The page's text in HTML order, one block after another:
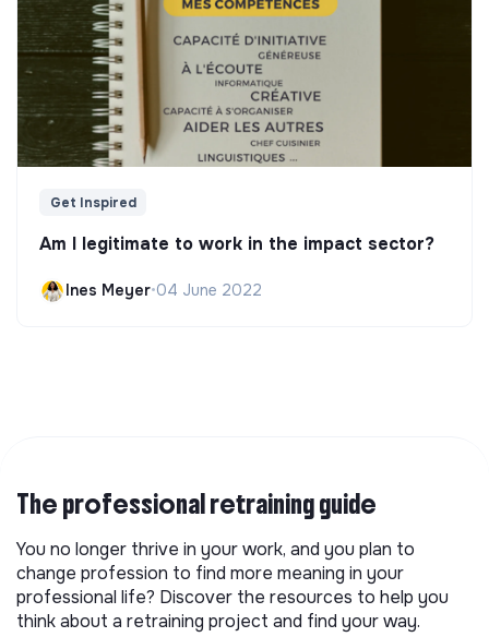
Get Inspired
Am I legitimate to work in the impact sector?
Ines Meyer•04 June 2022
The professional retraining guide
You no longer thrive in your work, and you plan to
change profession to find more meaning in your
professional life? Discover the resources to help you
think about a retraining project and find your way.